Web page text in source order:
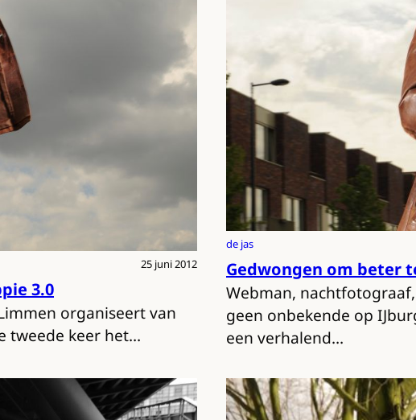
25 juni 2012
3.0
organiseert van
tweede keer het…
de jas
Gedwongen om beter
Webman,
geen onbekende op
een verhalend…